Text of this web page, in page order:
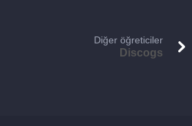
Diğer öğreticiler
Discogs